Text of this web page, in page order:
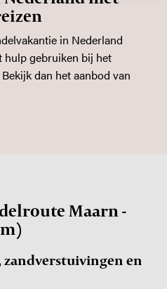
in Nederland
hulp gebruiken bij het
dan het aanbod van
Maarn -
en